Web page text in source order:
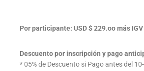
Por participante: USD $ 229.oo más IGV
Descuento por inscripción y pago
* 05% de Descuento si Pago antes del